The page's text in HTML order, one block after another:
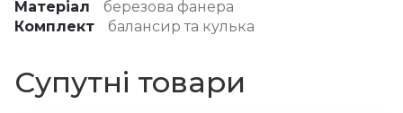
Матеріал
березова фанера
Комплект
балансир та кулька
Супутні товари